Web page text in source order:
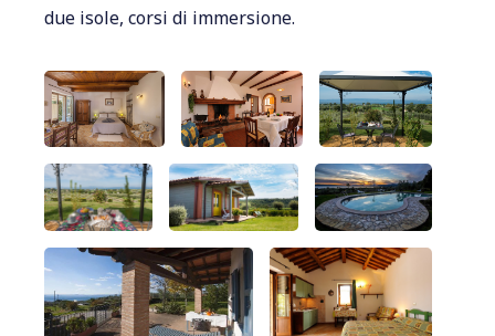
due isole, corsi di immersione.